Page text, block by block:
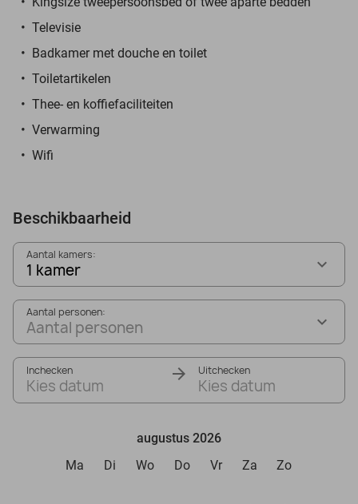
Televisie
Badkamer met douche en toilet
Toiletartikelen
Thee- en koffiefaciliteiten
Verwarming
Wifi
Beschikbaarheid
Aantal kamers:
1 kamer
Aantal personen:
Aantal personen
Inchecken
Kies datum
Uitchecken
Kies datum
augustus 2026
Ma
Di Wo Do Vr Za Zo